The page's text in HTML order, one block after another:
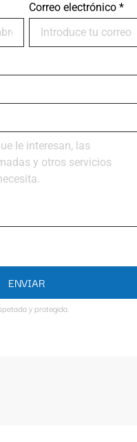
Correo electrónico *
ENVIAR
y protegida.